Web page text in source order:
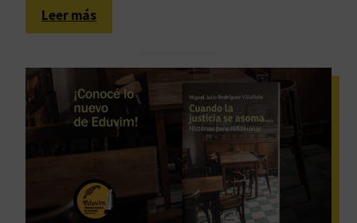
a
u
n
l
e
g
d
o
Leer más:
F
o
d
a
c
h